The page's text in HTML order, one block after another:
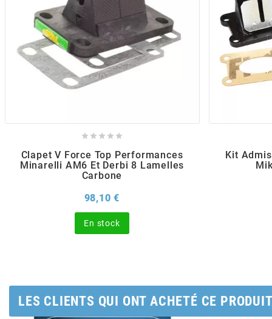
ARCHIVE
AREXONS
ARIETE
ARTEIN
ATHENA
    
Clapet V Force Top Performances
Minarelli AM6 Et Derbi 8 Lamelles
Carbone
98,10 €
En stock
Kit
LES CLIENTS QUI ONT ACHETÉ CE